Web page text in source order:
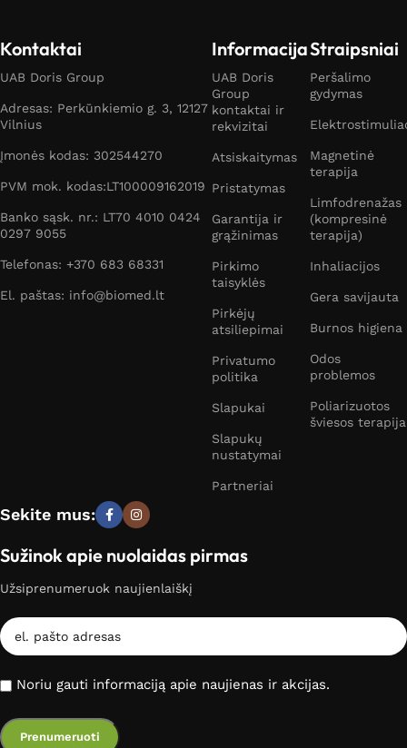
Kontaktai
UAB Doris Group
Adresas: Perkūnkiemio g. 3, 12127
Vilnius
Įmonės kodas: 302544270
PVM mok. kodas:LT100009162019
Banko sąsk. nr.: LT70 4010 0424
0297 9055
Telefonas: +370 683 68331
El. paštas: info@biomed.lt
Informacija
UAB Doris
Group
kontaktai ir
rekvizitai
Atsiskaitymas
Pristatymas
Garantija ir
grąžinimas
Pirkimo
taisyklės
Pirkėjų
atsiliepimai
Privatumo
politika
Slapukai
Slapukų
nustatymai
Partneriai
Straipsniai
Peršalimo
gydymas
Magnetinė
terapija
Limfodrenažas
(kompresinė
terapija)
Inhaliacijos
Gera savijauta
Burnos higiena
Odos
problemos
Poliarizuotos
šviesos terapija
Sekite mus:
Sužinok apie nuolaidas pirmas
Užsiprenumeruok naujienlaiškį
Noriu gauti informaciją apie naujienas ir akcijas.